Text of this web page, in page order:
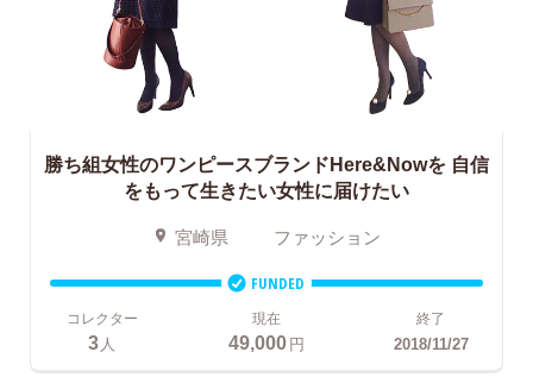
勝ち組女性のワンピースブランドHere&Nowを 自信
をもって生きたい女性に届けたい
宮崎県 ファッション
FUNDED
コレクター
3人
現在
49,000円
終了
2018/11/27